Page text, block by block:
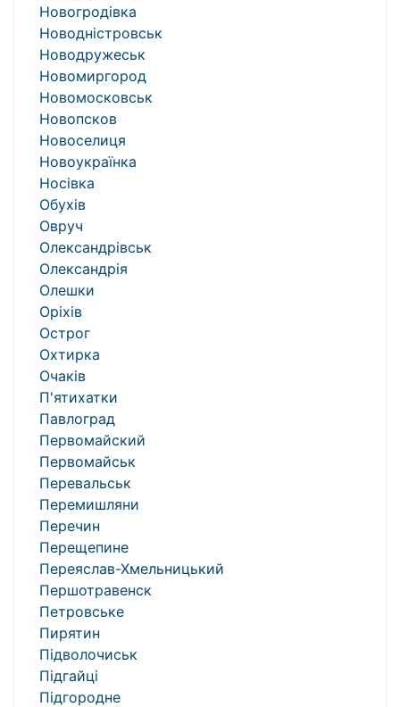
Новогродівка
Новодністровськ
Новодружеськ
Новомиргород
Новомосковськ
Новопсков
Новоселиця
Новоукраїнка
Носівка
Обухів
Овруч
Олександрівськ
Олександрія
Олешки
Оріхів
Острог
Охтирка
Очаків
П'ятихатки
Павлоград
Первомайский
Первомайськ
Перевальськ
Перемишляни
Перечин
Перещепине
Переяслав-Хмельницький
Першотравенск
Петровське
Пирятин
Підволочиськ
Підгайці
Підгородне